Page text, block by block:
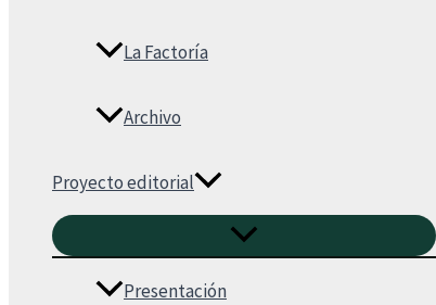
La Factoría
Archivo
Proyecto editorial
Presentación